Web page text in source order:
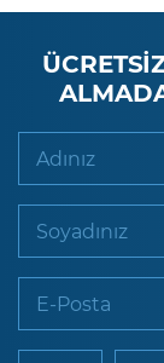
Adınız
Soyadınız
E-Posta